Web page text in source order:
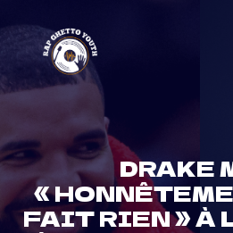
content
DRAKE
«
FAIT RIEN » À